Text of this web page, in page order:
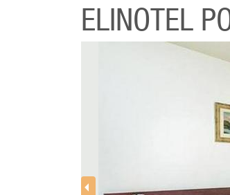
ELINOTEL